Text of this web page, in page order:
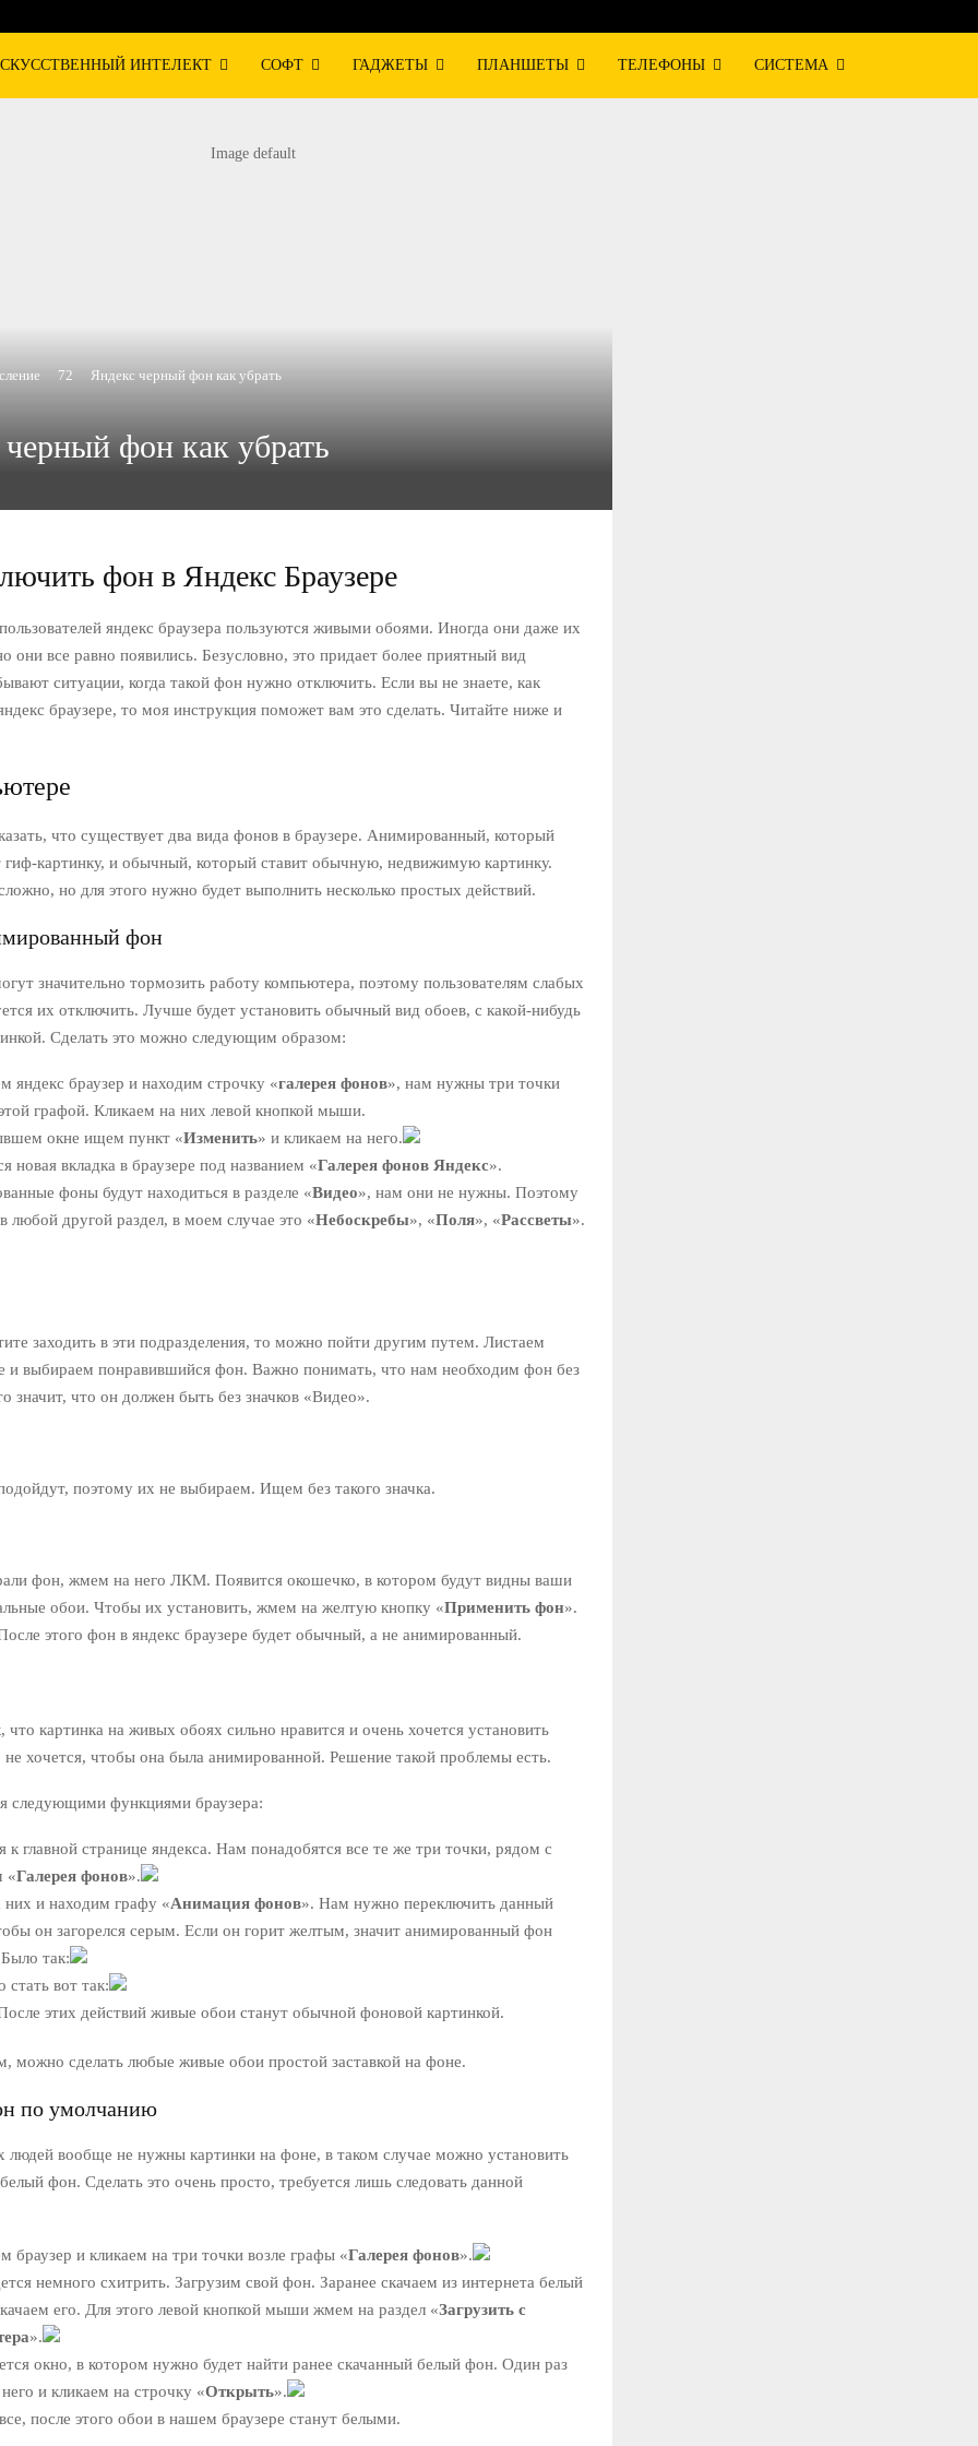
ИНТЕЛЕКТ СОФТ ГАДЖЕТЫ ПЛАНШЕТЫ ТЕЛЕФОНЫ СИСТЕМА
72 Яндекс черный фон как убрать
фон как убрать
фон в Яндекс Браузере
яндекс браузера пользуются живыми обоями. Иногда они даже их
они все равно появились. Безусловно, это придает более приятный вид
ситуации, когда такой фон нужно отключить. Если вы не знаете, как
браузере, то моя инструкция поможет вам это сделать. Читайте ниже и
что существует два вида фонов в браузере. Анимированный, который
гиф-картинку, и обычный, который ставит обычную, недвижимую картинку.
но для этого нужно будет выполнить несколько простых действий.
фон
значительно тормозить работу компьютера, поэтому пользователям слабых
их отключить. Лучше будет установить обычный вид обоев, с какой-нибудь
Сделать это можно следующим образом:
яндекс браузер и находим строчку «галерея фонов», нам нужны три точки
графой. Кликаем на них левой кнопкой мыши.
окне ищем пункт «Изменить» и кликаем на него.
новая вкладка в браузере под названием «Галерея фонов Яндекс».
фоны будут находиться в разделе «Видео», нам они не нужны. Поэтому
любой другой раздел, в моем случае это «Небоскребы», «Поля», «Рассветы».
заходить в эти подразделения, то можно пойти другим путем. Листаем
и выбираем понравившийся фон. Важно понимать, что нам необходим фон без
значит, что он должен быть без значков «Видео».
поэтому их не выбираем. Ищем без такого значка.
фон, жмем на него ЛКМ. Появится окошечко, в котором будут видны ваши
обои. Чтобы их установить, жмем на желтую кнопку «Применить фон».
этого фон в яндекс браузере будет обычный, а не анимированный.
что картинка на живых обоях сильно нравится и очень хочется установить
хочется, чтобы она была анимированной. Решение такой проблемы есть.
следующими функциями браузера:
к главной странице яндекса. Нам понадобятся все те же три точки, рядом с
«Галерея фонов».
и находим графу «Анимация фонов». Нам нужно переключить данный
он загорелся серым. Если он горит желтым, значит анимированный фон
так:
вот так:
этих действий живые обои станут обычной фоновой картинкой.
можно сделать любые живые обои простой заставкой на фоне.
по умолчанию
людей вообще не нужны картинки на фоне, в таком случае можно установить
фон. Сделать это очень просто, требуется лишь следовать данной
браузер и кликаем на три точки возле графы «Галерея фонов».
немного схитрить. Загрузим свой фон. Заранее скачаем из интернета белый
его. Для этого левой кнопкой мыши жмем на раздел «Загрузить с
».
окно, в котором нужно будет найти ранее скачанный белый фон. Один раз
и кликаем на строчку «Открыть».
после этого обои в нашем браузере станут белыми.